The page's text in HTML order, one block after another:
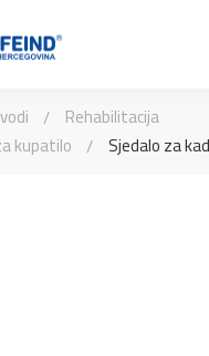
Rehabilitacija
kupatilo
Sjedalo za